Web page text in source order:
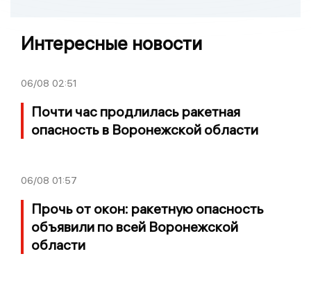
Интересные новости
06/08 02:51
Почти час продлилась ракетная
опасность в Воронежской области
06/08 01:57
Прочь от окон: ракетную опасность
объявили по всей Воронежской
области